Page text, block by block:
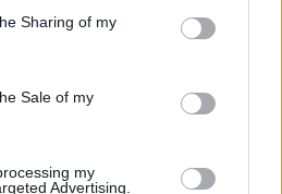
Sharing of my
Sale of my
my
Advertising.
road-show-t az
de amint elemzésünkben
gyengülése mellett
csak minimálisan